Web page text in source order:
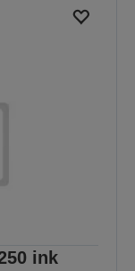
ink